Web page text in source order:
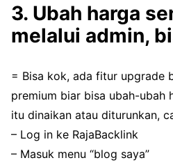
3. Ubah harga
melalui admin,
= Bisa kok, ada fitur upgrade
premium biar bisa ubah-ubah
itu dinaikan atau diturunkan,
– Log in ke RajaBacklink
– Masuk menu “blog saya”